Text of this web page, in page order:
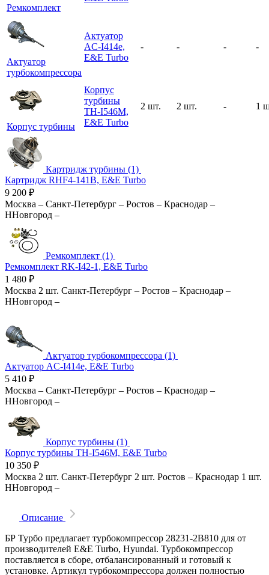
Ремкомплект
Актуатор
турбокомпрессора
Актуатор
AC-I414e,
E&E Turbo
- - - -
Корпус турбины
Корпус
турбины
TH-I546M,
E&E Turbo
2 шт. 2 шт. - 1
Картридж турбины (1)
Картридж RHF4-141B, E&E Turbo
9 200 ₽
Москва – Санкт-Петербург – Ростов – Краснодар –
ННовгород –
Ремкомплект (1)
Ремкомплект RK-I42-1, E&E Turbo
1 480 ₽
Москва 2 шт. Санкт-Петербург – Ростов – Краснодар –
ННовгород –
Актуатор турбокомпрессора (1)
Актуатор AC-I414e, E&E Turbo
5 410 ₽
Москва – Санкт-Петербург – Ростов – Краснодар –
ННовгород –
Корпус турбины (1)
Корпус турбины TH-I546M, E&E Turbo
10 350 ₽
Москва 2 шт. Санкт-Петербург 2 шт. Ростов – Краснодар 1 шт.
ННовгород –
Описание
БР Турбо предлагает турбокомпрессор 28231-2B810 для от
производителей E&E Turbo, Hyundai. Турбокомпрессор
поставляется в сборе, отбалансированный и готовый к
установке. Артикул турбокомпрессора должен полностью